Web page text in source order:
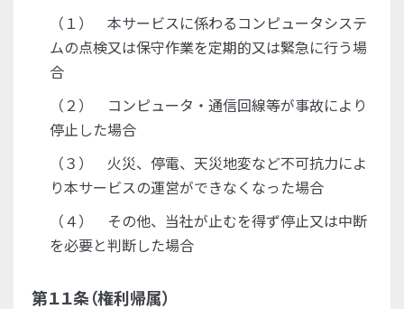
（１） 本サービスに係わるコンピュータシステ
ムの点検又は保守作業を定期的又は緊急に行う場
合
（２） コンピュータ・通信回線等が事故により
停止した場合
（３） 火災、停電、天災地変など不可抗力によ
り本サービスの運営ができなくなった場合
（４） その他、当社が止むを得ず停止又は中断
を必要と判断した場合
第１１条（権利帰属）